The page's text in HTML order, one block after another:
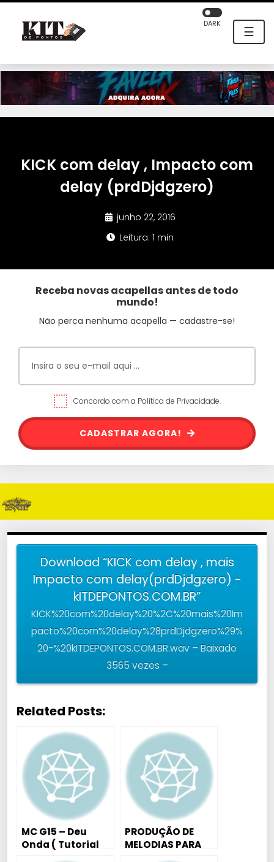
☰
DARK
KICK com delay , Impacto com
delay (prdDjdgzero)
junho 22, 2016
Leitura: 1 min
Receba novas acapellas antes de todo
mundo!
Não perca nenhuma acapella — cadastre-se!
Concordo com a Política de Privacidade.
CADASTRAR AGORA!
Download “KICK com delay , mais
Impacto com delay(prdDjdgzero) -
kITDEPONTOS.COM.BR”
KICK%20com%20delay%20%2C%20mais%20Im
pacto%20com%20delay%28prdDjdgzero%29%
20-%20kITDEPONTOS.COM.BR.wav – Baixado
3565 vezes –
Related Posts:
MC G15 – Deu
Onda ( Tutorial
PRODUÇÃO DE
MELODIAS PARA